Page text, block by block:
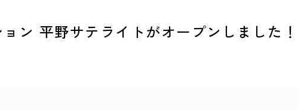
ン 平野サテライトがオープンしました！